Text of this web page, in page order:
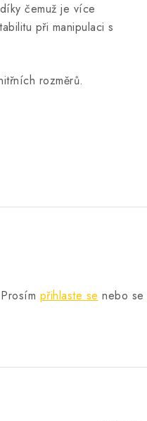
čemuž je více
při manipulaci s
rozměrů.
přihlaste se nebo se